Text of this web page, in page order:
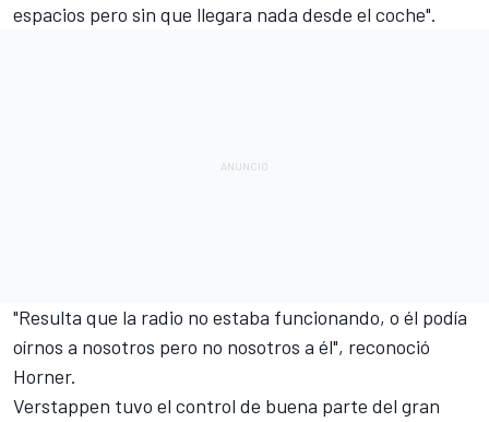
espacios pero sin que llegara nada desde el coche".
"Resulta que la radio no estaba funcionando, o él podía
oírnos a nosotros pero no nosotros a él", reconoció
Horner.
Verstappen tuvo el control de buena parte del gran